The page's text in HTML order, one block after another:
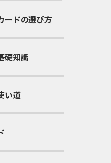
ードの選び方
礎知識
い道